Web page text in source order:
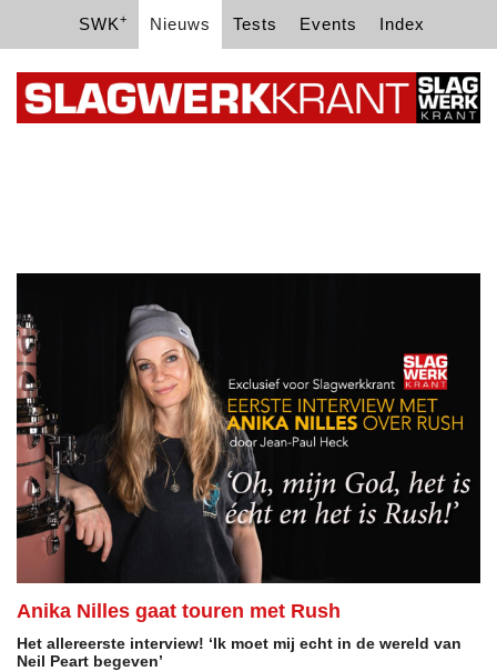
SWK+ Nieuws Tests Events Index
Anika Nilles gaat touren met Rush
Het allereerste interview! ‘Ik moet mij echt in de wereld van
Neil Peart begeven’